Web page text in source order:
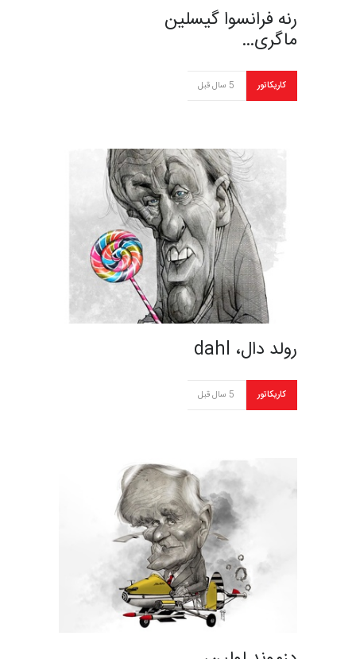
رنه فرانسوا گیسلین
ماگری…
کاریکاتور 5 سال قبل
رولد دال، dahl
کاریکاتور 5 سال قبل